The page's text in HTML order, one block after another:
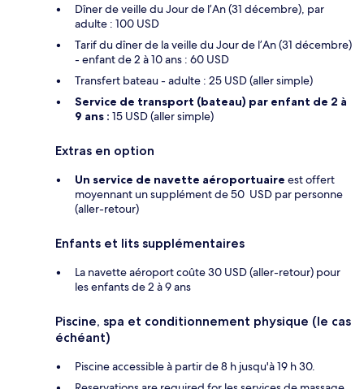
Dîner de veille du Jour de l’An (31 décembre), par
adulte : 100 USD
Tarif du dîner de la veille du Jour de l’An (31 décembre)
- enfant de 2 à 10 ans : 60 USD
Transfert bateau - adulte : 25 USD (aller simple)
Service de transport (bateau) par enfant de 2 à
9 ans : 15 USD (aller simple)
Extras en option
Un service de navette aéroportuaire est offert
moyennant un supplément de 50 USD par personne
(aller-retour)
Enfants et lits supplémentaires
La navette aéroport coûte 30 USD (aller-retour) pour
les enfants de 2 à 9 ans
Piscine, spa et conditionnement physique (le cas
échéant)
Piscine accessible à partir de 8 h jusqu'à 19 h 30.